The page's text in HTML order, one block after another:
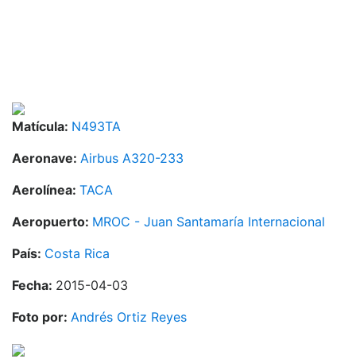
Matícula: N493TA
Aeronave: Airbus A320-233
Aerolínea: TACA
Aeropuerto: MROC - Juan Santamaría Internacional
País: Costa Rica
Fecha: 2015-04-03
Foto por: Andrés Ortiz Reyes